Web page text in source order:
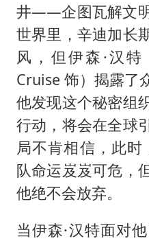
井——企图瓦解文
世界里，辛迪加长
风，但伊森·汉
Cruise 饰）揭露了
他发现这个秘密组
行动，将会在全球
局不肯相信，此时
队命运岌岌可危，
他绝不会放弃。
当伊森·汉特面对